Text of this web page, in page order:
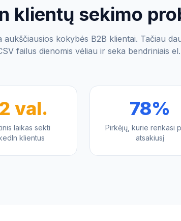
klientų sekimo
aukščiausios kokybės B2B klientai. Tačiau
failus dienomis vėliau ir seka bendriniais
val.
laikas sekti
klientus
78%
Pirkėjų, kurie renkasi
atsakiusį